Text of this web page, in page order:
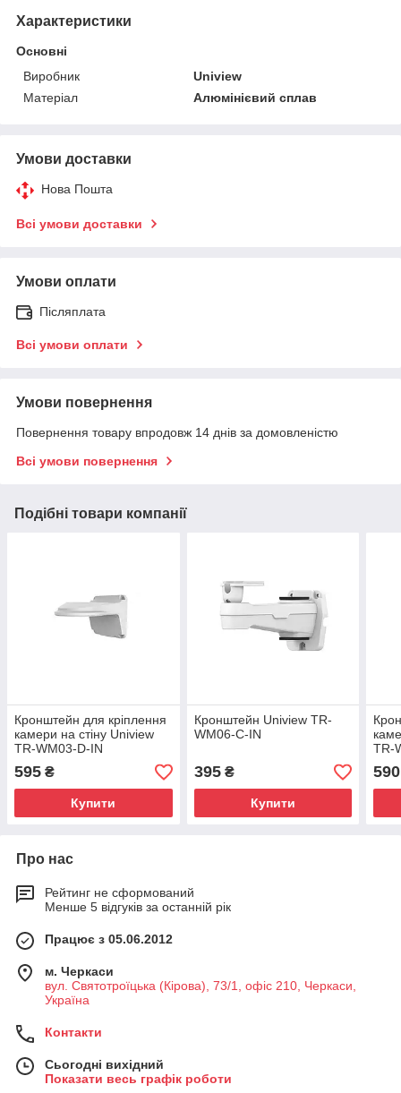
Характеристики
Основні
Виробник
Uniview
Матеріал
Алюмінієвий сплав
Умови доставки
Нова Пошта
Всі умови доставки
Умови оплати
Післяплата
Всі умови оплати
Умови повернення
Повернення товару впродовж 14 днів за домовленістю
Всі умови повернення
Подібні товари компанії
Кронштейн для кріплення
камери на стіну Uniview
TR-WM03-D-IN
595 ₴
Купити
Кронштейн Uniview TR-
WM06-C-IN
395₴
Купити
TR-
590
Про нас
Рейтинг не сформований
Менше 5 відгуків за останній рік
Працює з 05.06.2012
м. Черкаси
вул. Святотроїцька (Кірова), 73/1, офіс 210, Черкаси,
Україна
Контакти
Сьогодні вихідний
Показати весь графік роботи